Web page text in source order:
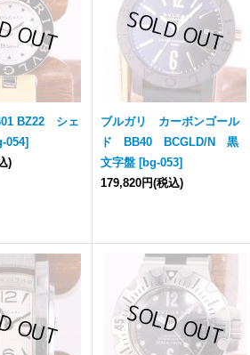
BZ22 シェ
054]
)
ブルガリ カーボンゴール
ド BB40 BCGLD/N 黒
文字盤 [bg-053]
179,820円(税込)